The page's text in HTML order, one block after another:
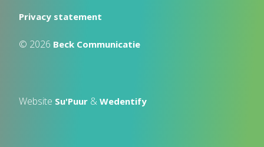
Privacy statement
© 2026 Beck Communicatie
Website Su'Puur & Wedentify